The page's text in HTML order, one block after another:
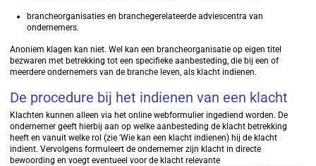
brancheorganisaties en branchegerelateerde adviescentra van
ondernemers.
Anoniem klagen kan niet. Wel kan een brancheorganisatie op eigen titel
bezwaren met betrekking tot een specifieke aanbesteding, die bij een of
meerdere ondernemers van de branche leven, als klacht indienen.
De procedure bij het indienen van een klacht
Klachten kunnen alleen via het online webformulier ingediend worden. De
ondernemer geeft hierbij aan op welke aanbesteding de klacht betrekking
heeft en vanuit welke rol (zie 'Wie kan een klacht indienen) hij de klacht
indient. Vervolgens formuleert de ondernemer zijn klacht in directe
bewoording en voegt eventueel voor de klacht relevante